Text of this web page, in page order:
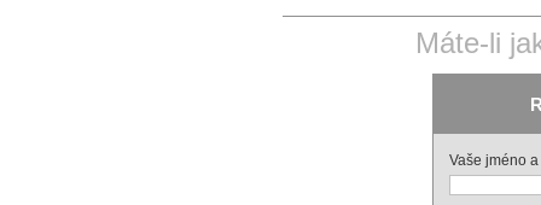
Máte-li
Vaše jméno